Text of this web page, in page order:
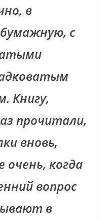
в
с
Книгу,
прочитали,
вновь,
очень, когда
вопрос
в